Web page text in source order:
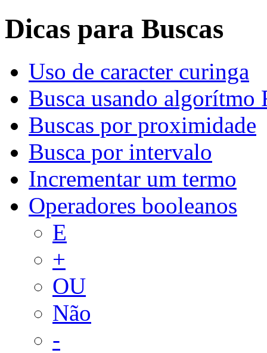
Dicas para Buscas
Uso de caracter curinga
Busca usando algorítmo
Buscas por proximidade
Busca por intervalo
Incrementar um termo
Operadores booleanos
E
+
OU
Não
-